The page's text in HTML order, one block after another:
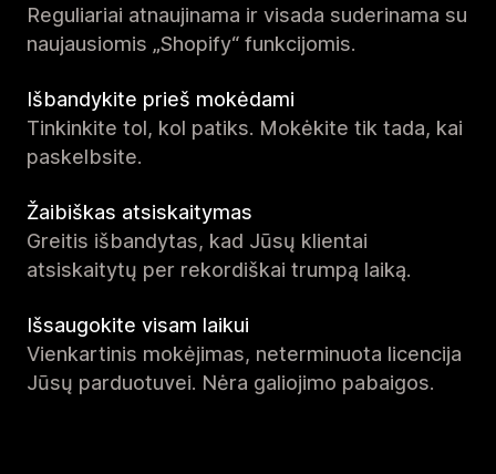
Reguliariai atnaujinama ir visada suderinama su
naujausiomis „Shopify“ funkcijomis.
Išbandykite prieš mokėdami
Tinkinkite tol, kol patiks. Mokėkite tik tada, kai
paskelbsite.
Žaibiškas atsiskaitymas
Greitis išbandytas, kad Jūsų klientai
atsiskaitytų per rekordiškai trumpą laiką.
Išsaugokite visam laikui
Vienkartinis mokėjimas, neterminuota licencija
Jūsų parduotuvei. Nėra galiojimo pabaigos.